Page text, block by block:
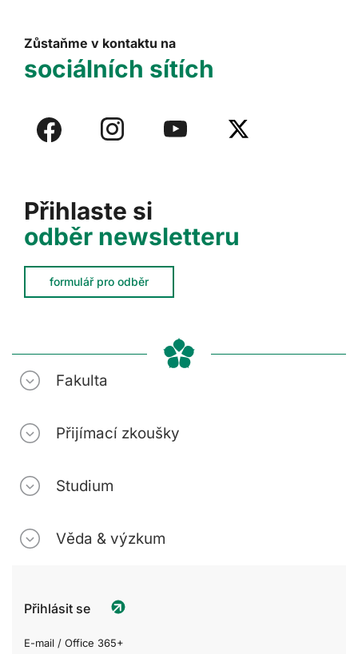
Přihlaste si
odběr newsletteru
formulář pro odběr
Zůstaňme v kontaktu na
sociálních sítích
Fakulta
Přijímací zkoušky
Studium
Věda & výzkum
Přihlásit se
E-mail / Office 365+